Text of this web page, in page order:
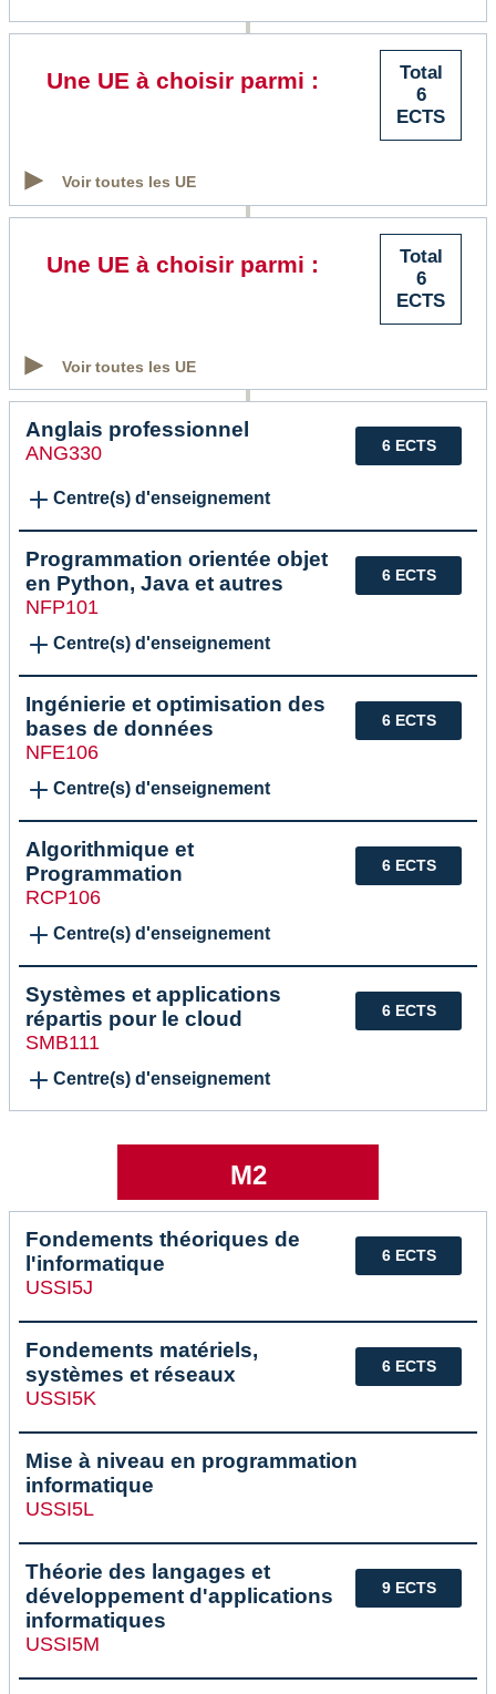
Total
6
ECTS
Une UE à choisir parmi :
Voir toutes les UE
Total
6
ECTS
Une UE à choisir parmi :
Voir toutes les UE
6 ECTS
Anglais professionnel
ANG330
Centre(s) d'enseignement
6 ECTS
Programmation orientée objet
en Python, Java et autres
NFP101
Centre(s) d'enseignement
6 ECTS
Ingénierie et optimisation des
bases de données
NFE106
Centre(s) d'enseignement
6 ECTS
Algorithmique et
Programmation
RCP106
Centre(s) d'enseignement
6 ECTS
Systèmes et applications
répartis pour le cloud
SMB111
Centre(s) d'enseignement
M2
6 ECTS
Fondements théoriques de
l'informatique
USSI5J
6 ECTS
Fondements matériels,
systèmes et réseaux
USSI5K
Mise à niveau en programmation
informatique
USSI5L
9 ECTS
Théorie des langages et
développement d'applications
informatiques
USSI5M